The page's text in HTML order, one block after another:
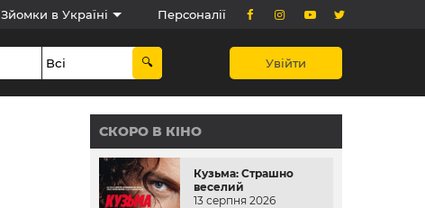
Зйомки в Україні Персоналії
Увійти
СКОРО В КІНО
Кузьма: Страшно
веселий
13 серпня 2026